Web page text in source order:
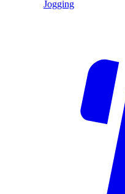
Jogging